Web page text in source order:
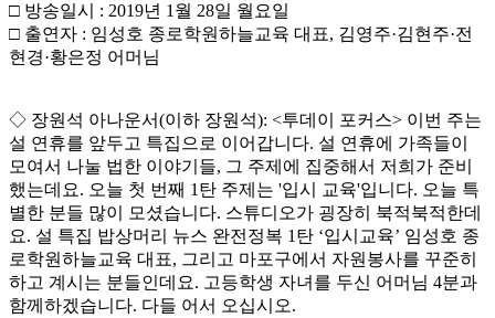
□ 방송일시 : 2019년 1월 28일 월요일
□ 출연자 : 임성호 종로학원하늘교육 대표, 김영주·김현주·전
현경·황은정 어머님
◇ 장원석 아나운서(이하 장원석): <투데이 포커스> 이번 주는
설 연휴를 앞두고 특집으로 이어갑니다. 설 연휴에 가족들이
모여서 나눌 법한 이야기들, 그 주제에 집중해서 저희가 준비
했는데요. 오늘 첫 번째 1탄 주제는 '입시 교육'입니다. 오늘 특
별한 분들 많이 모셨습니다. 스튜디오가 굉장히 북적북적한데
요. 설 특집 밥상머리 뉴스 완전정복 1탄 ‘입시교육’ 임성호 종
로학원하늘교육 대표, 그리고 마포구에서 자원봉사를 꾸준히
하고 계시는 분들인데요. 고등학생 자녀를 두신 어머님 4분과
함께하겠습니다. 다들 어서 오십시오.